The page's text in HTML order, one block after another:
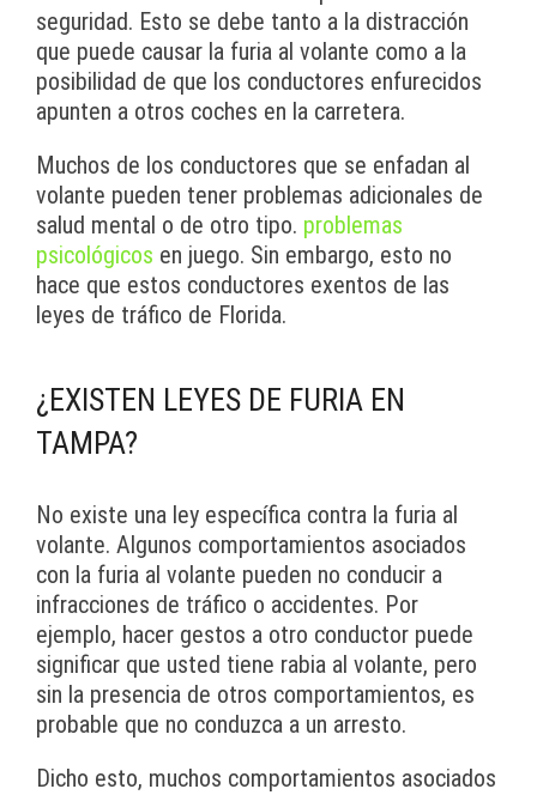
seguridad. Esto se debe tanto a la distracción
que puede causar la furia al volante como a la
posibilidad de que los conductores enfurecidos
apunten a otros coches en la carretera.
Muchos de los conductores que se enfadan al
volante pueden tener problemas adicionales de
salud mental o de otro tipo. problemas
psicológicos en juego. Sin embargo, esto no
hace que estos conductores exentos de las
leyes de tráfico de Florida.
¿EXISTEN LEYES DE FURIA EN
TAMPA?
No existe una ley específica contra la furia al
volante. Algunos comportamientos asociados
con la furia al volante pueden no conducir a
infracciones de tráfico o accidentes. Por
ejemplo, hacer gestos a otro conductor puede
significar que usted tiene rabia al volante, pero
sin la presencia de otros comportamientos, es
probable que no conduzca a un arresto.
Dicho esto, muchos comportamientos asociados